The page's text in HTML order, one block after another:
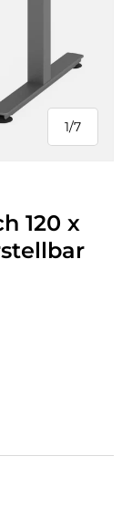
1/
von
7
120 x